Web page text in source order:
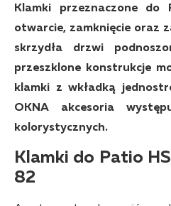
Klamki przeznaczone do
otwarcie, zamknięcie oraz
skrzydła drzwi
przeszklone konstrukcje
klamki z wkładką
OKNA akcesoria
kolorystycznych.
Klamki do Patio
82